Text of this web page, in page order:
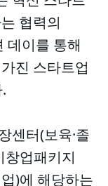
협력의
데이를 통해
진 스타트업
센터(보육·졸
업패키지
)에 해당하는